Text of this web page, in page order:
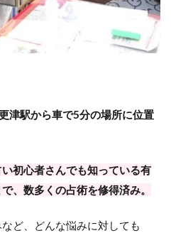
津駅から車で5分の場所に位置
い初心者さんでも知っている有
、数多くの占術を修得済み。
ど、どんな悩みに対しても